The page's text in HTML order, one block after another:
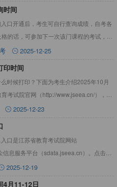
时间
口开通后，考生可自行查询成绩，自考各
的话，可参加下一次该门课程的考试，不
州自考成绩2025-12-25
印时间
时候打印？下面为考生介绍2025年10月
考试院官网（http://www.jseea.cn/），进
2025-12-23
口是江苏省教育考试院网站
息服务平台（sdata.jseea.cn）。点击查
苏
2025-12-19
4月11-12日